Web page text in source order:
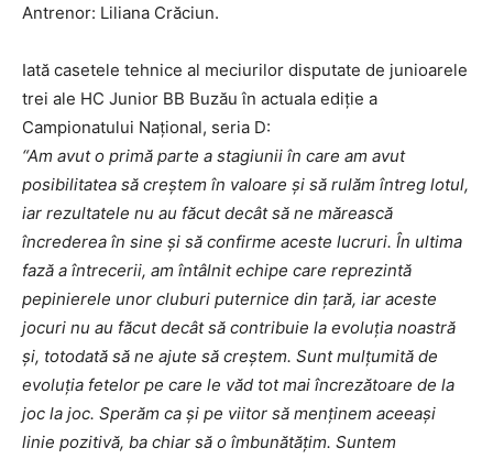
Antrenor: Liliana Crăciun.
Iată casetele tehnice al meciurilor disputate de junioarele
trei ale HC Junior BB Buzău în actuala ediţie a
Campionatului Naţional, seria D:
“Am avut o primă parte a stagiunii în care am avut
posibilitatea să creştem în valoare şi să rulăm întreg lotul,
iar rezultatele nu au făcut decât să ne mărească
încrederea în sine şi să confirme aceste lucruri. În ultima
fază a întrecerii, am întâlnit echipe care reprezintă
pepinierele unor cluburi puternice din ţară, iar aceste
jocuri nu au făcut decât să contribuie la evoluţia noastră
şi, totodată să ne ajute să creştem. Sunt mulţumită de
evoluţia fetelor pe care le văd tot mai încrezătoare de la
joc la joc. Sperăm ca şi pe viitor să menţinem aceeaşi
linie pozitivă, ba chiar să o îmbunătăţim. Suntem